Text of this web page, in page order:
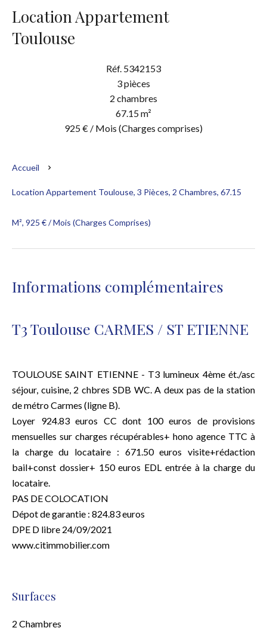
Location Appartement
Toulouse
Réf. 5342153
3 pièces
2 chambres
67.15 m²
925 € / Mois (Charges comprises)
Accueil
Location Appartement Toulouse, 3 Pièces, 2 Chambres, 67.15
M², 925 € / Mois (Charges Comprises)
Informations complémentaires
T3 Toulouse CARMES / ST ETIENNE
TOULOUSE SAINT ETIENNE - T3 lumineux 4ème ét./asc
séjour, cuisine, 2 chbres SDB WC. A deux pas de la station
de métro Carmes (ligne B).
Loyer 924.83 euros CC dont 100 euros de provisions
mensuelles sur charges récupérables+ hono agence TTC à
la charge du locataire : 671.50 euros visite+rédaction
bail+const dossier+ 150 euros EDL entrée à la charge du
locataire.
PAS DE COLOCATION
Dépot de garantie : 824.83 euros
DPE D libre 24/09/2021
www.citimmobilier.com
Surfaces
2 Chambres